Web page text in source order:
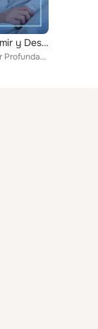
Música para Dormir y Descansar Profundamente
Dormir y Descansar Profundamente